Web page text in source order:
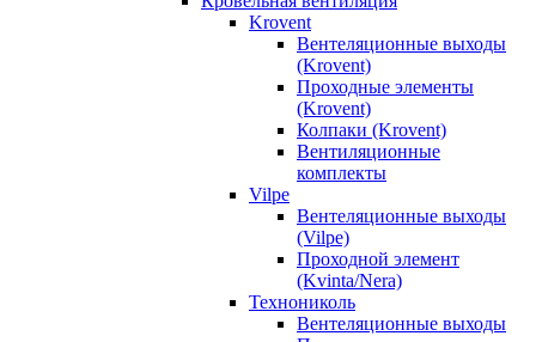
Krovent
Вентеляционные выходы
(Krovent)
Проходные элементы
(Krovent)
Колпаки (Krovent)
Вентиляционные
комплекты
Vilpe
Вентеляционные выходы
(Vilpe)
Проходной элемент
(Kvinta/Nera)
Технониколь
Вентеляционные выходы